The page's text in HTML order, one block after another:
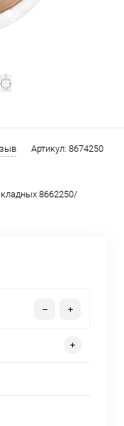
Артикул: 8674250
8662250/